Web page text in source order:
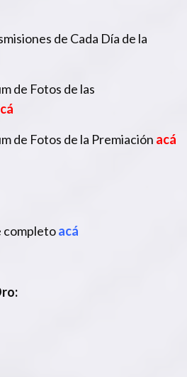
de Cada Día de la
de Fotos de las
de Fotos de la Premiación acá
completoacá